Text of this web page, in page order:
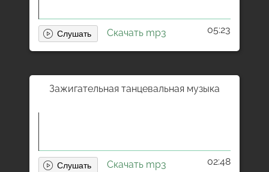
Скачать mp3 05:23
Зажигательная танцевальная музыка
Скачать mp3 02:48